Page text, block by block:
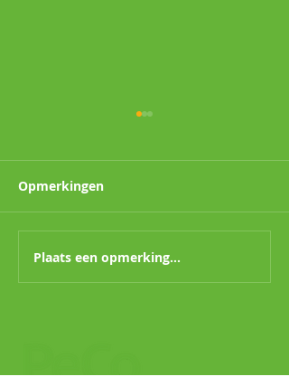
Wering en preventie
van muggen.
Opmerkingen
Plaats een opmerking...